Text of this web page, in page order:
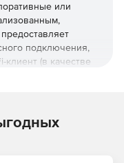
или
подключения,
(в качестве
на
локально, что